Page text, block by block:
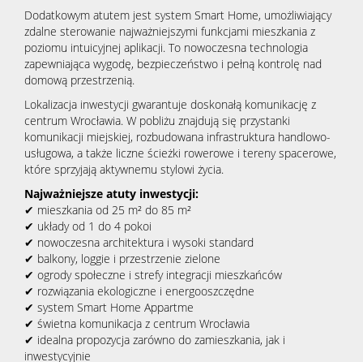
Dodatkowym atutem jest system Smart Home, umożliwiający
zdalne sterowanie najważniejszymi funkcjami mieszkania z
poziomu intuicyjnej aplikacji. To nowoczesna technologia
zapewniająca wygodę, bezpieczeństwo i pełną kontrolę nad
domową przestrzenią.
Lokalizacja inwestycji gwarantuje doskonałą komunikację z
centrum Wrocławia. W pobliżu znajdują się przystanki
komunikacji miejskiej, rozbudowana infrastruktura handlowo-
usługowa, a także liczne ścieżki rowerowe i tereny spacerowe,
które sprzyjają aktywnemu stylowi życia.
Najważniejsze atuty inwestycji:
✔ mieszkania od 25 m² do 85 m²
✔ układy od 1 do 4 pokoi
✔ nowoczesna architektura i wysoki standard
✔ balkony, loggie i przestrzenie zielone
✔ ogrody społeczne i strefy integracji mieszkańców
✔ rozwiązania ekologiczne i energooszczędne
✔ system Smart Home Appartme
✔ świetna komunikacja z centrum Wrocławia
✔ idealna propozycja zarówno do zamieszkania, jak i
inwestycyjnie